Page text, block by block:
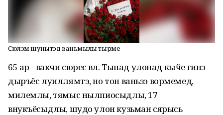
Сюлэм шунытэд ваньмылы тырме
65 ар - вакчи сюрес ӧвӧл. Тынад улонад кыӵе гинэ
дыръёс луиллямтэ, но тон ваньзэ вормемед,
милемлы, тямыс нылпиосыдлы, 17
внукъёсыдлы, шудо улон кузьман сярысь